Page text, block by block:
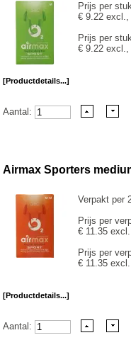
Prijs per
€ 9.22
Prijs per
€ 9.22
[Productdetails...]
Aantal:
Airmax Sporters
Verpakt per
Prijs per
€ 11.35
Prijs per
€ 11.35
[Productdetails...]
Aantal: